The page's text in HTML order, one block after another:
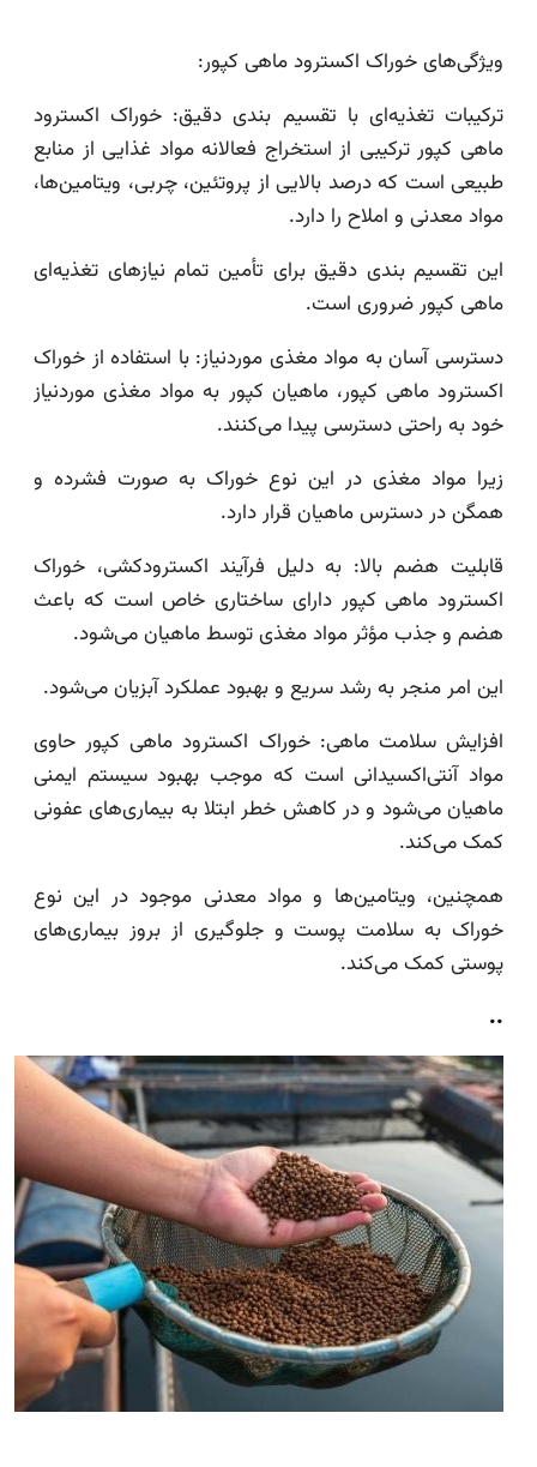
ویژگی‌های خوراک اکسترود ماهی کپور:
ترکیبات تغذیه‌ای با تقسیم بندی دقیق: خوراک اکسترود
ماهی کپور ترکیبی از استخراج فعالانه مواد غذایی از منابع
طبیعی است که درصد بالایی از پروتئین، چربی، ویتامین‌ها،
مواد معدنی و املاح را دارد.
این تقسیم بندی دقیق برای تأمین تمام نیازهای تغذیه‌ای
ماهی کپور ضروری است.
دسترسی آسان به مواد مغذی موردنیاز: با استفاده از خوراک
اکسترود ماهی کپور، ماهیان کپور به مواد مغذی موردنیاز
خود به راحتی دسترسی پیدا می‌کنند.
زیرا مواد مغذی در این نوع خوراک به صورت فشرده و
همگن در دسترس ماهیان قرار دارد.
قابلیت هضم بالا: به دلیل فرآیند اکسترودکشی، خوراک
اکسترود ماهی کپور دارای ساختاری خاص است که باعث
هضم و جذب مؤثر مواد مغذی توسط ماهیان می‌شود.
این امر منجر به رشد سریع و بهبود عملکرد آبزیان می‌شود.
افزایش سلامت ماهی: خوراک اکسترود ماهی کپور حاوی
مواد آنتی‌اکسیدانی است که موجب بهبود سیستم ایمنی
ماهیان می‌شود و در کاهش خطر ابتلا به بیماری‌های عفونی
کمک می‌کند.
همچنین، ویتامین‌ها و مواد معدنی موجود در این نوع
خوراک به سلامت پوست و جلوگیری از بروز بیماری‌های
پوستی کمک می‌کند.
..